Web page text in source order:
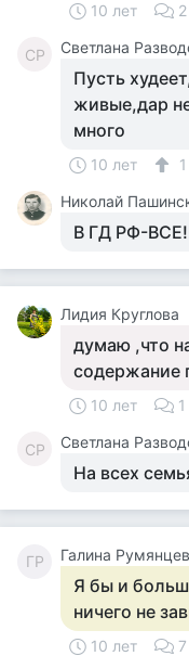
10 лет 2
СР Светлана
Пусть
живые,дар
много
10 лет
1
Николай
В ГД РФ-
Лидия Круглова
думаю ,что
содержание
10 лет 1
СР Светлана
На всех
ГР Галина
Я бы и
ничего не
10 лет 7